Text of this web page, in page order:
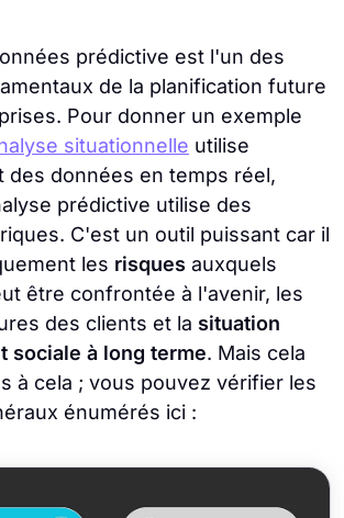
prédictive est l'un des
de la planification future
Pour donner un exemple
situationnelle utilise
des données en temps réel,
prédictive utilise des
C'est un outil puissant car il
les risques auxquels
être confrontée à l'avenir, les
des clients et la situation
sociale à long terme. Mais cela
à cela ; vous pouvez vérifier les
énumérés ici :